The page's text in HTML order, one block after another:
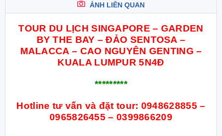
ẢNH LIÊN QUAN
TOUR DU LỊCHSINGAPORE – GARDEN
BY THE BAY – ĐẢO SENTOSA –
MALACCA – CAO NGUYÊN GENTING –
KUALA LUMPUR 5N4Đ
*********
Hotline tư vấn và đặt tour: 0948628855 –
0965826455 – 0399866209